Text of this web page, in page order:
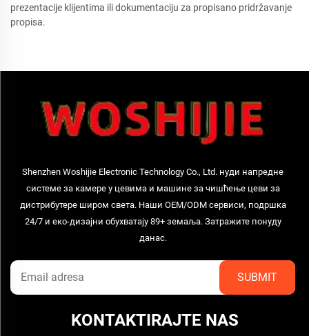
prezentacije klijentima ili dokumentaciju za propisano pridržavanje
propisa.
Shenzhen Woshijie Electronic Technology Co., Ltd. нуди напредне
системе за камере у цевима и машине за чишћење цеви за
дистрибутере широм света. Наши OEM/ODM сервиси, подршка
24/7 и еко-дизајни обухватају 89+ земаља. Затражите понуду
данас.
KONTAKTIRAJTE NAS